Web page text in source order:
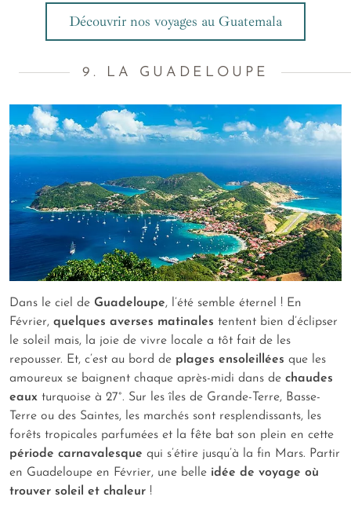
Découvrir nos voyages au Guatemala
9. LA GUADELOUPE
Dans le ciel de Guadeloupe, l’été semble éternel ! En
Février, quelques averses matinales tentent bien d’éclipser
le soleil mais, la joie de vivre locale a tôt fait de les
repousser. Et, c’est au bord de plages ensoleillées que les
amoureux se baignent chaque après-midi dans de chaudes
eaux turquoise à 27°. Sur les îles de Grande-Terre, Basse-
Terre ou des Saintes, les marchés sont resplendissants, les
forêts tropicales parfumées et la fête bat son plein en cette
période carnavalesque qui s’étire jusqu’à la fin Mars. Partir
en Guadeloupe en Février, une belle idée de voyage où
trouver soleil et chaleur !